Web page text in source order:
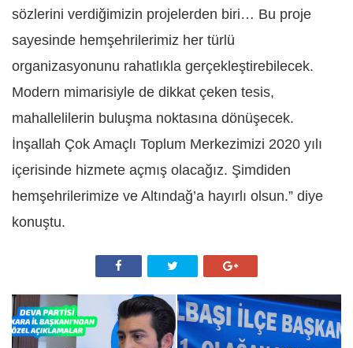
sözlerini verdiğimizin projelerden biri… Bu proje
sayesinde hemşehrilerimiz her türlü
organizasyonunu rahatlıkla gerçekleştirebilecek.
Modern mimarisiyle de dikkat çeken tesis,
mahallelilerin buluşma noktasına dönüşecek.
İnşallah Çok Amaçlı Toplum Merkezimizi 2020 yılı
içerisinde hizmete açmış olacağız. Şimdiden
hemşehrilerimize ve Altındağ’a hayırlı olsun.” diye
konuştu.